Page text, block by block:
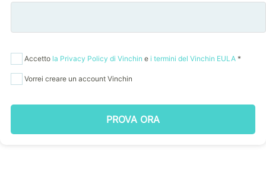
Accetto la Privacy Policy di Vinchin e i termini del Vinchin EULA *
Vorrei creare un account Vinchin
PROVA ORA